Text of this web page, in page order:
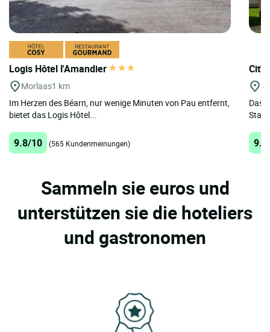
Logis Hôtel l'Amandier
Morlaas1 km
Im Herzen des Béarn, nur wenige Minuten von Pau entfernt,
bietet das Logis Hôtel...
9.8/10 (565 Kundenmeinungen)
Das
Sammeln sie euros und
unterstützen sie die hoteliers
und gastronomen